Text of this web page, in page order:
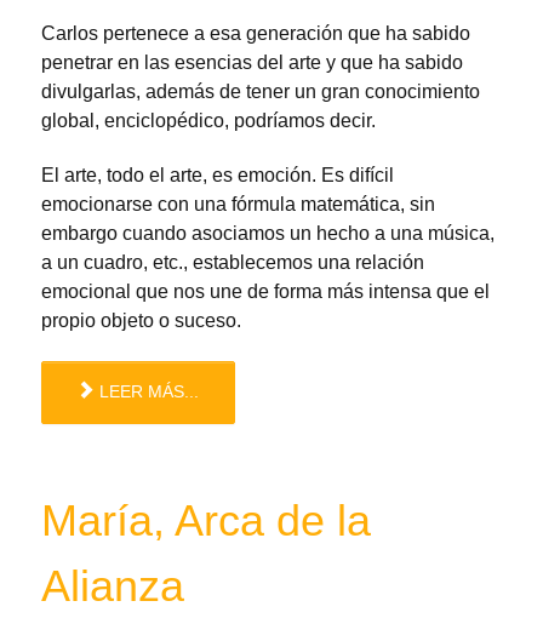
Carlos pertenece a esa generación que ha sabido
penetrar en las esencias del arte y que ha sabido
divulgarlas, además de tener un gran conocimiento
global, enciclopédico, podríamos decir.
El arte, todo el arte, es emoción. Es difícil
emocionarse con una fórmula matemática, sin
embargo cuando asociamos un hecho a una música,
a un cuadro, etc., establecemos una relación
emocional que nos une de forma más intensa que el
propio objeto o suceso.
LEER MÁS...
María, Arca de la
Alianza